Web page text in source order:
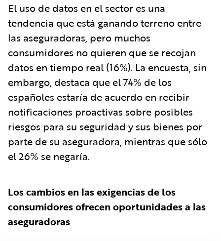
El uso de datos en el sector es una
tendencia que está ganando terreno entre
las aseguradoras, pero muchos
consumidores no quieren que se recojan
datos en tiempo real (16%). La encuesta, sin
embargo, destaca que el 74% de los
españoles estaría de acuerdo en recibir
notificaciones proactivas sobre posibles
riesgos para su seguridad y sus bienes por
parte de su aseguradora, mientras que sólo
el 26% se negaría.
Los cambios en las exigencias de los
consumidores ofrecen oportunidades a las
aseguradoras